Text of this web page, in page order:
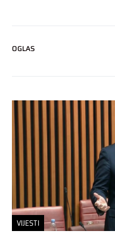
OGLAS
VIJESTI